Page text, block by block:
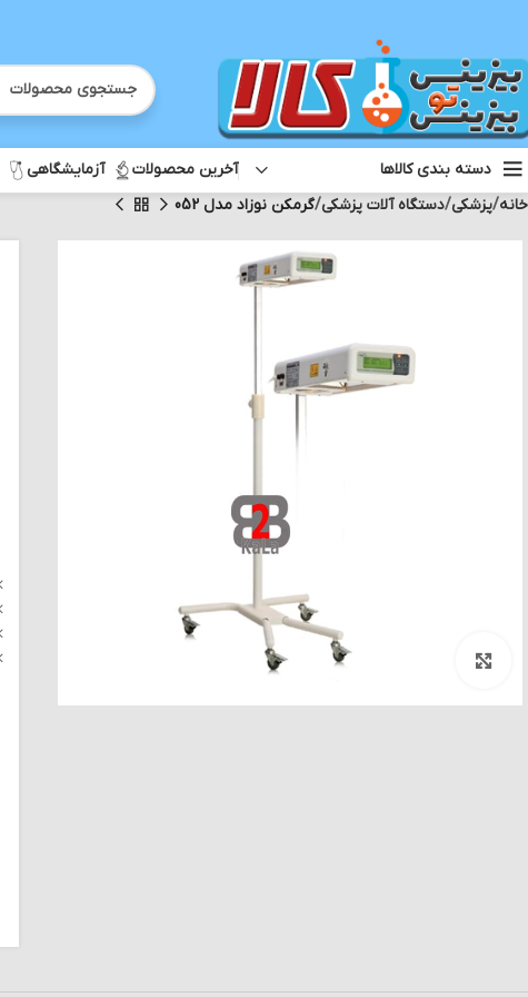
دسته بندی کالاها آخرین محصولات آزمایشگاهی
خانه پزشکی دستگاه آلات پزشکی گرمکن نوزاد مدل 052